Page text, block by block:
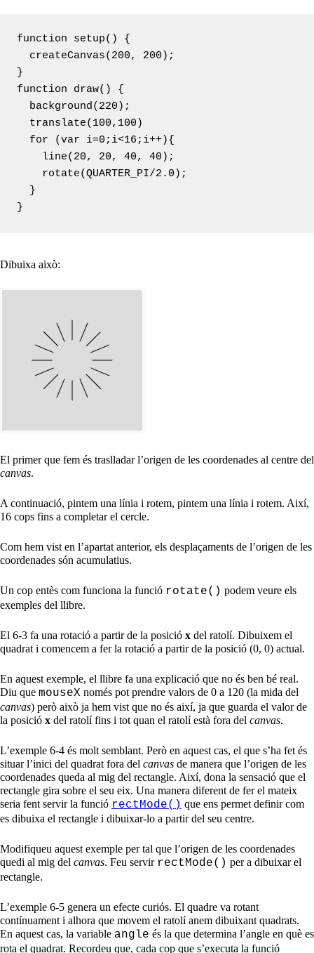
function setup() {
  createCanvas(200, 200);
}
function draw() {
  background(220);
  translate(100,100)
  for (var i=0;i<16;i++){
    line(20, 20, 40, 40);
    rotate(QUARTER_PI/2.0);
  }
}
Dibuixa això:
El primer que fem és traslladar l’origen de les coordenades al centre del
canvas.
A continuació, pintem una línia i rotem, pintem una línia i rotem. Així,
16 cops fins a completar el cercle.
Com hem vist en l’apartat anterior, els desplaçaments de l’origen de les
coordenades són acumulatius.
Un cop entès com funciona la funció rotate() podem veure els
exemples del llibre.
El 6-3 fa una rotació a partir de la posició x del ratolí. Dibuixem el
quadrat i comencem a fer la rotació a partir de la posició (0, 0) actual.
En aquest exemple, el llibre fa una explicació que no és ben bé real.
Diu que mouseX només pot prendre valors de 0 a 120 (la mida del
canvas) però això ja hem vist que no és així, ja que guarda el valor de
la posició x del ratolí fins i tot quan el ratolí està fora del canvas.
L’exemple 6-4 és molt semblant. Però en aquest cas, el que s’ha fet és
situar l’inici del quadrat fora del canvas de manera que l’origen de les
coordenades queda al mig del rectangle. Així, dona la sensació que el
rectangle gira sobre el seu eix. Una manera diferent de fer el mateix
seria fent servir la funció rectMode() que ens permet definir com
es dibuixa el rectangle i dibuixar-lo a partir del seu centre.
Modifiqueu aquest exemple per tal que l’origen de les coordenades
quedi al mig del canvas. Feu servir rectMode() per a dibuixar el
rectangle.
L’exemple 6-5 genera un efecte curiós. El quadre va rotant
contínuament i alhora que movem el ratolí anem dibuixant quadrats.
En aquest cas, la variable angle és la que determina l’angle en què es
rota el quadrat. Recordeu que, cada cop que s’executa la funció